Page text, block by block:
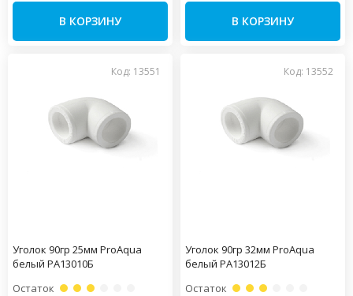
В КОРЗИНУ В КОРЗИНУ
Код: 13551
Уголок 90гр 25мм ProAqua
белый PA13010Б
Остаток
Код: 13552
Уголок 90гр 32мм ProAqua
белый PA13012Б
Остаток